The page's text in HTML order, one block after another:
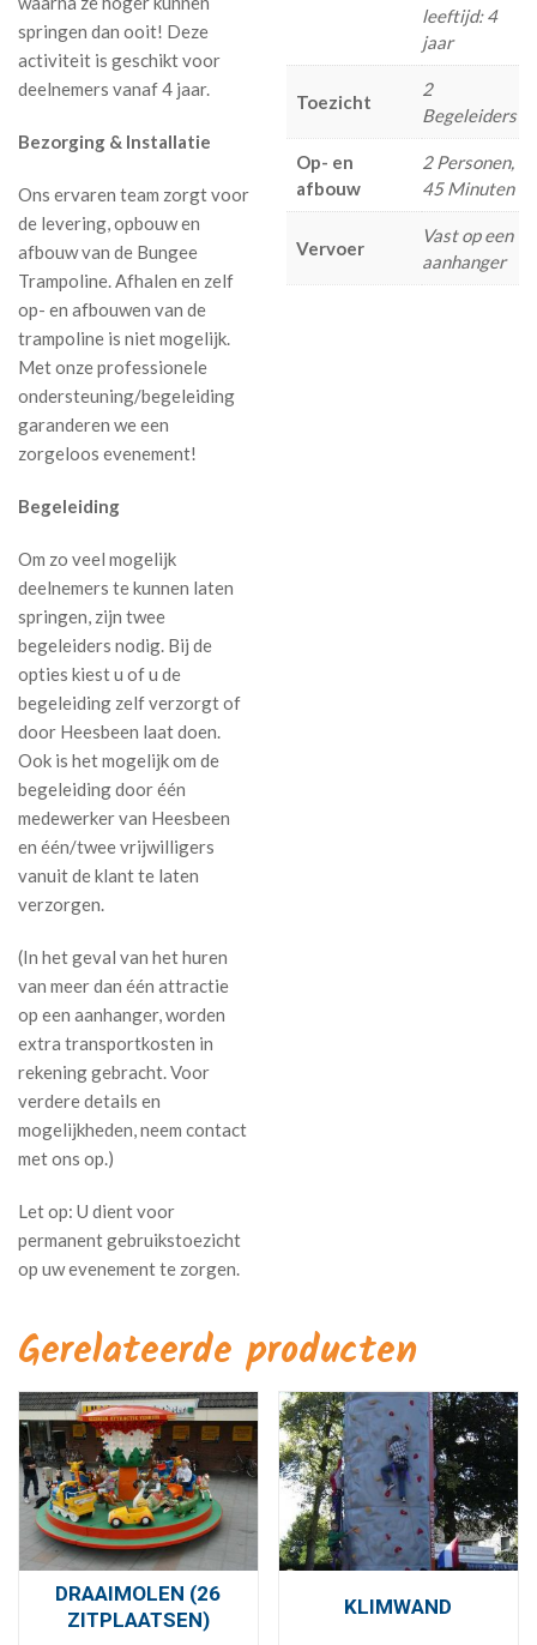
springen dan ooit! Deze
activiteit is geschikt voor
deelnemers vanaf 4 jaar.
Bezorging & Installatie
Ons ervaren team zorgt voor
de levering, opbouw en
afbouw van de Bungee
Trampoline. Afhalen en zelf
op- en afbouwen van de
trampoline is niet mogelijk.
Met onze professionele
ondersteuning/begeleiding
garanderen we een
zorgeloos evenement!
Begeleiding
Om zo veel mogelijk
deelnemers te kunnen laten
springen, zijn twee
begeleiders nodig. Bij de
opties kiest u of u de
begeleiding zelf verzorgt of
door Heesbeen laat doen.
Ook is het mogelijk om de
begeleiding door één
medewerker van Heesbeen
en één/twee vrijwilligers
vanuit de klant te laten
verzorgen.
(In het geval van het huren
van meer dan één attractie
op een aanhanger, worden
extra transportkosten in
rekening gebracht. Voor
verdere details en
mogelijkheden, neem contact
met ons op.)
leeftijd: 4
jaar
Toezicht
2
Begeleiders
Op- en
afbouw
2 Personen,
45 Minuten
Vervoer
Vast op een
aanhanger
Gerelateerde producten
DRAAIMOLEN (26
ZITPLAATSEN)
KLIMWAND